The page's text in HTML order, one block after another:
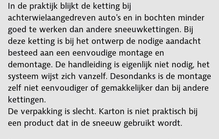
In de praktijk blijkt de ketting bij
achterwielaangedreven auto's en in bochten minder
goed te werken dan andere sneeuwkettingen. Bij
deze ketting is bij het ontwerp de nodige aandacht
besteed aan een eenvoudige montage en
demontage. De handleiding is eigenlijk niet nodig, het
systeem wijst zich vanzelf. Desondanks is de montage
zelf niet eenvoudiger of gemakkelijker dan bij andere
kettingen.
De verpakking is slecht. Karton is niet praktisch bij
een product dat in de sneeuw gebruikt wordt.